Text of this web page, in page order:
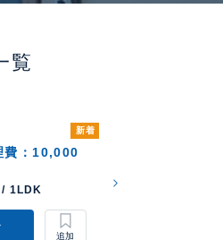
覧
新着
費：10,000
1LDK